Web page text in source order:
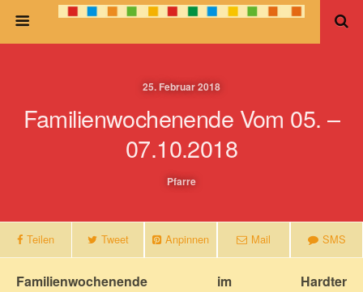
25. Februar 2018
Familienwochenende Vom 05. –
07.10.2018
Pfarre
Teilen Tweet Anpinnen Mail SMS
Familienwochenende im Hardter